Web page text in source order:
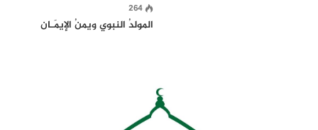
264
المولدُ النبوي ويمنُ الإيمَـان